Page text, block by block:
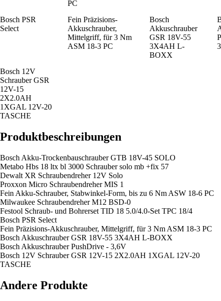
PC
Bosch PSR
Select
Fein Präzisions-
Akkuschrauber,
Mittelgriff, für 3 Nm
ASM 18-3 PC
Bosch
Akkuschrauber
GSR 18V-55
3X4AH L-
BOXX
Bosch 12V
Schrauber GSR
12V-15
2X2.0AH
1XGAL 12V-20
TASCHE
Produktbeschreibungen
Bosch Akku-Trockenbauschrauber GTB 18V-45 SOLO
Metabo Hbs 18 ltx bl 3000 Schrauber solo mb +fix 57
Dewalt XR Schraubendreher 12V Solo
Proxxon Micro Schraubendreher MIS 1
Fein Akku-Schrauber, Stabwinkel-Form, bis zu 6 Nm ASW 18-6 PC
Milwaukee Schraubendreher M12 BSD-0
Festool Schraub- und Bohrerset TID 18 5.0/4.0-Set TPC 18/4
Bosch PSR Select
Fein Präzisions-Akkuschrauber, Mittelgriff, für 3 Nm ASM 18-3 PC
Bosch Akkuschrauber GSR 18V-55 3X4AH L-BOXX
Bosch Akkuschrauber PushDrive - 3,6V
Bosch 12V Schrauber GSR 12V-15 2X2.0AH 1XGAL 12V-20
TASCHE
Andere Produkte